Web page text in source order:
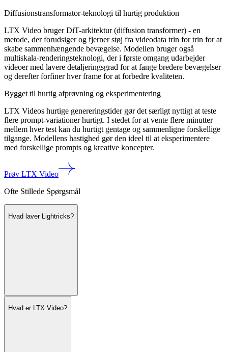
Diffusionstransformator-teknologi til hurtig produktion
LTX Video bruger DiT-arkitektur (diffusion transformer) - en
metode, der forudsiger og fjerner støj fra videodata trin for trin for at
skabe sammenhængende bevægelse. Modellen bruger også
multiskala-renderingsteknologi, der i første omgang udarbejder
videoer med lavere detaljeringsgrad for at fange bredere bevægelser
og derefter forfiner hver frame for at forbedre kvaliteten.
Bygget til hurtig afprøvning og eksperimentering
LTX Videos hurtige genereringstider gør det særligt nyttigt at teste
flere prompt-variationer hurtigt. I stedet for at vente flere minutter
mellem hver test kan du hurtigt gentage og sammenligne forskellige
tilgange. Modellens hastighed gør den ideel til at eksperimentere
med forskellige prompts og kreative koncepter.
Prøv LTX Video
Ofte Stillede Spørgsmål
Hvad laver Lightricks?
Hvad er LTX Video?